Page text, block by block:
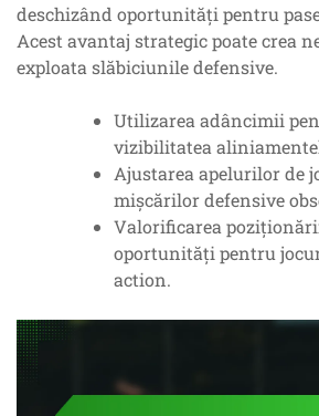
deschizând oportunități pentru
Acest avantaj strategic poate crea
exploata slăbiciunile defensive.
Utilizarea adâncimii
vizibilitatea
Ajustarea apelurilor de
mișcărilor defensive
Valorificarea
oportunități pentru
action.